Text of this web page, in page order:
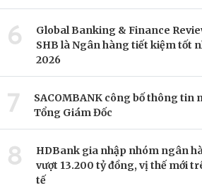
6
Global Banking & Finance
SHB là Ngân hàng tiết kiệm tốt
2026
7
SACOMBANK công bố thông tin
Tổng Giám Đốc
8
HDBank gia nhập nhóm ngân
vượt 13.200 tỷ đồng, vị thế mới
tế